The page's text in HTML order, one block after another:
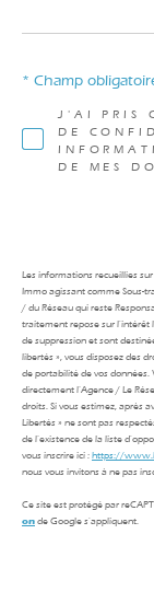
J'AI PRIS
DE
DE MES
* Champ
Les informations recueillies
Immo agissant comme Sous-
/ du Réseau qui reste
traitement repose sur l'intérêt
de suppression et sont
libertés », vous disposez des
de portabilité de vos
directement l’Agence / Le
droits. Si vous estimez, après
Libertés » ne sont pas
de l’existence de la liste
vous inscrire ici : https://
nous vous invitons à ne pas
Ce site est protégé par
on de Google s'appliquent.